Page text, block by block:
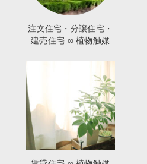
注文住宅・分譲住宅・
建売住宅 ∞ 植物触媒